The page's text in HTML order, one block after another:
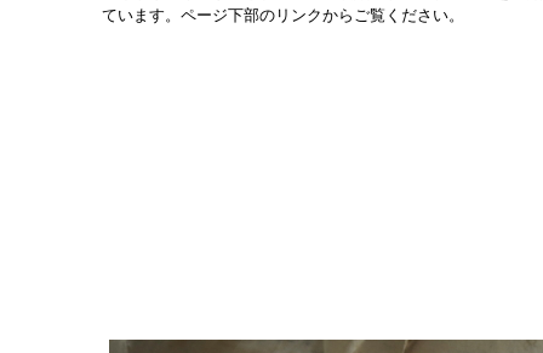
ています。ページ下部のリンクからご覧ください。